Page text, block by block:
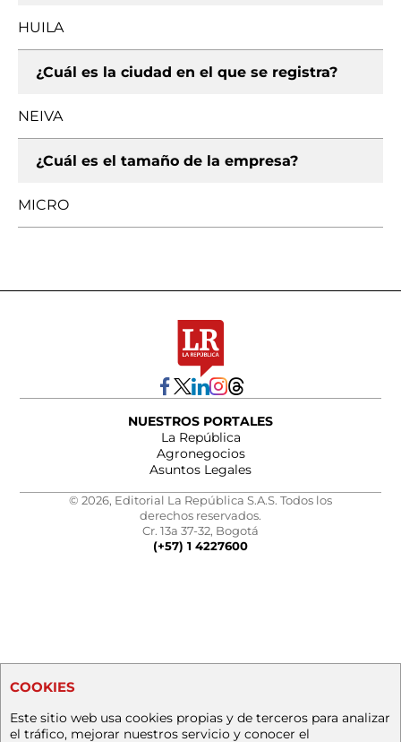
HUILA
¿Cuál es la ciudad en el que se registra?
NEIVA
¿Cuál es el tamaño de la empresa?
MICRO
NUESTROS PORTALES
La República
Agronegocios
Asuntos Legales
© 2026, Editorial La República S.A.S. Todos los
derechos reservados.
Cr. 13a 37-32, Bogotá
(+57) 1 4227600
COOKIES
Este sitio web usa cookies propias y de terceros para analizar
el tráfico, mejorar nuestros servicio y conocer el